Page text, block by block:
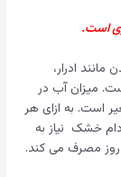
است.
ادرار،
شیر، آب است. میزان آب در
ها متغیر است. به ازای هر
خشک نیاز به